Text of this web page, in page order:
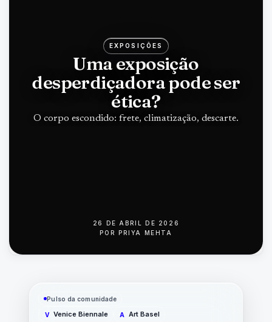
EXPOSIÇÕES
Uma exposição
desperdiçadora pode ser
ética?
O corpo escondido: frete, climatização, descarte.
26 DE ABRIL DE 2026
POR PRIYA MEHTA
Pulso da comunidade
V Venice Biennale A Art Basel